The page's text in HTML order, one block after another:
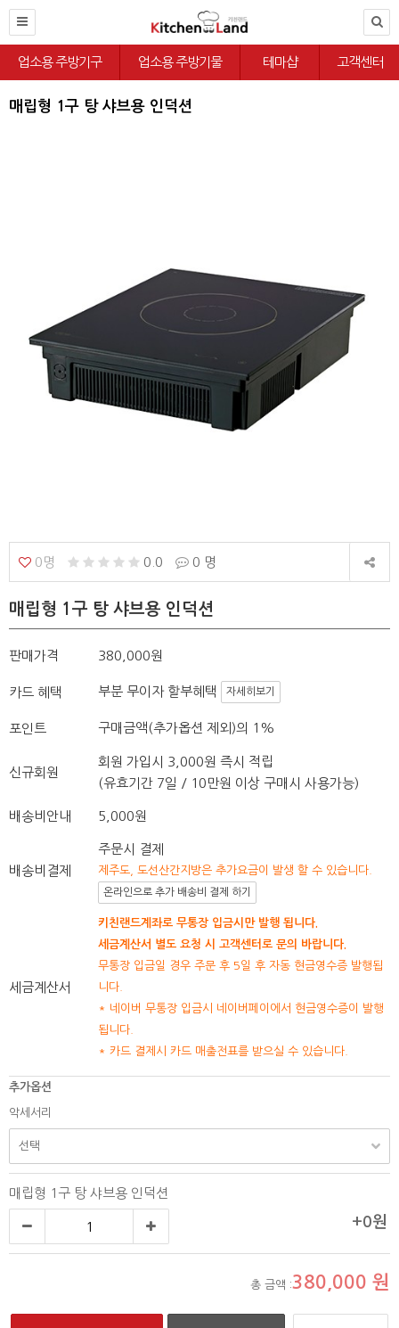
업소용 주방기구 업소용 주방기물 테마샵 고객센터
매립형 1구 탕 샤브용 인덕션
0명 0.0 0 명
매립형 1구 탕 샤브용 인덕션
판매가격 380,000원
카드 혜택 부분 무이자 할부혜택 자세히보기
포인트 구매금액(추가옵션 제외)의 1%
신규회원
회원 가입시 3,000원 즉시 적립
(유효기간 7일 / 10만원 이상 구매시 사용가능)
배송비안내 5,000원
배송비결제
주문시 결제
제주도, 도선산간지방은 추가요금이 발생 할 수 있습니다.
온라인으로 추가 배송비 결제 하기
세금계산서
키친랜드계좌로 무통장 입금시만 발행 됩니다.
세금계산서 별도 요청 시 고객센터로 문의 바랍니다.
무통장 입금일 경우 주문 후 5일 후 자동 현금영수증 발행됩
니다.
* 네이버 무통장 입금시 네이버페이에서 현금영수증이 발행
됩니다.
* 카드 결제시 카드 매출전표를 받으실 수 있습니다.
추가옵션
악세서리
매립형 1구 탕 샤브용 인덕션
+0원
총 금액 :380,000 원